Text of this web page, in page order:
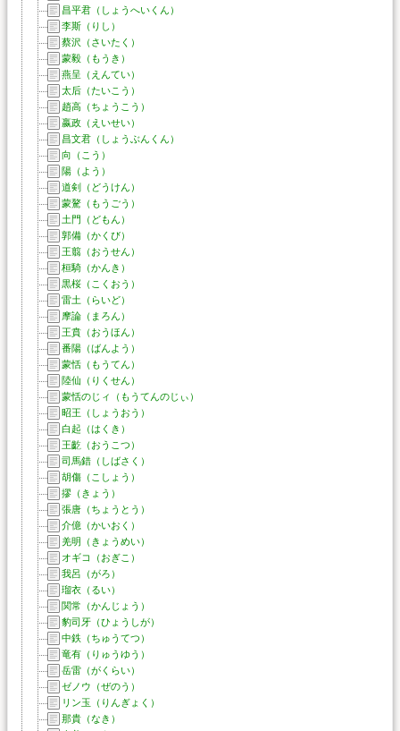
昌平君（しょうへいくん）
李斯（りし）
蔡沢（さいたく）
蒙毅（もうき）
燕呈（えんてい）
太后（たいこう）
趙高（ちょうこう）
嬴政（えいせい）
昌文君（しょうぶんくん）
向（こう）
陽（よう）
道剣（どうけん）
蒙驁（もうごう）
土門（どもん）
郭備（かくび）
王翦（おうせん）
桓騎（かんき）
黒桜（こくおう）
雷土（らいど）
摩論（まろん）
王賁（おうほん）
番陽（ばんよう）
蒙恬（もうてん）
陸仙（りくせん）
蒙恬のじィ（もうてんのじぃ）
昭王（しょうおう）
白起（はくき）
王齕（おうこつ）
司馬錯（しばさく）
胡傷（こしょう）
摎（きょう）
張唐（ちょうとう）
介億（かいおく）
羌明（きょうめい）
オギコ（おぎこ）
我呂（がろ）
瑠衣（るい）
関常（かんじょう）
豹司牙（ひょうしが）
中鉄（ちゅうてつ）
竜有（りゅうゆう）
岳雷（がくらい）
ゼノウ（ぜのう）
リン玉（りんぎょく）
那貴（なき）